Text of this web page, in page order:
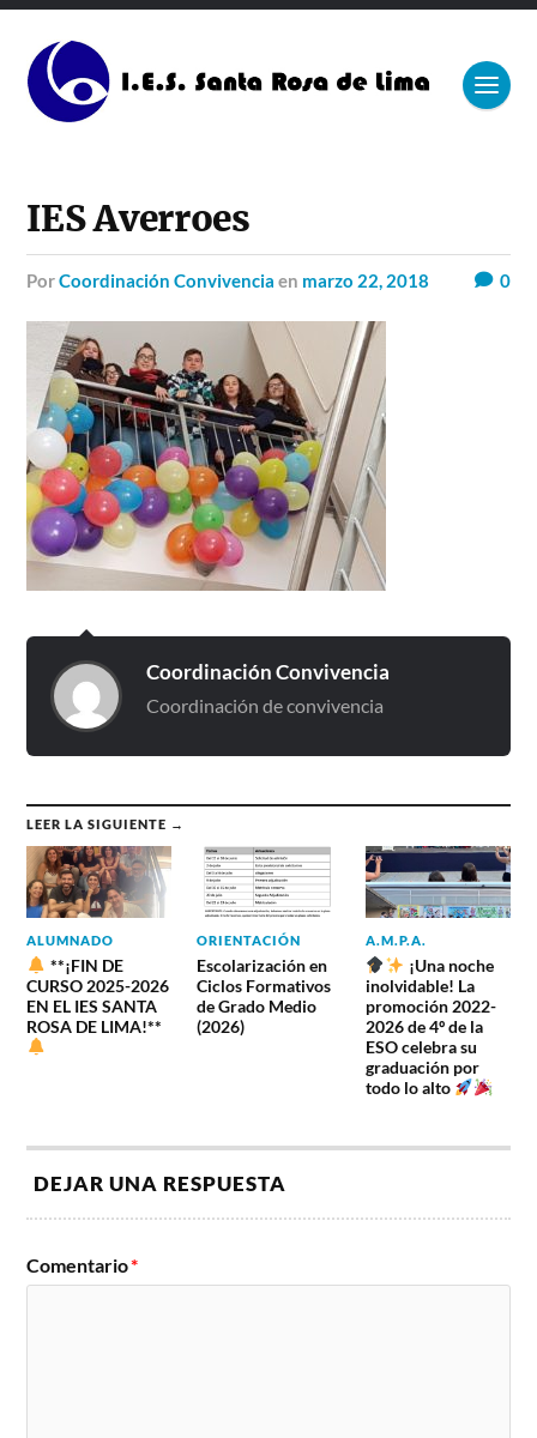
IES Averroes
porCoordinación Convivencia en marzo 22, 2018 0
Coordinación Convivencia
Coordinación de convivencia
LEER LA SIGUIENTE →
ALUMNADO
**¡FIN DE
CURSO 2025-2026
EN EL IES SANTA
ROSA DE LIMA!**
ORIENTACIÓN
Escolarización en
Ciclos Formativos
de Grado Medio
(2026)
A.M.P.A.
¡Una noche
inolvidable! La
promoción 2022-
2026 de 4º de la
ESO celebra su
graduación por
todo lo alto
DEJAR UNA RESPUESTA
Comentario*